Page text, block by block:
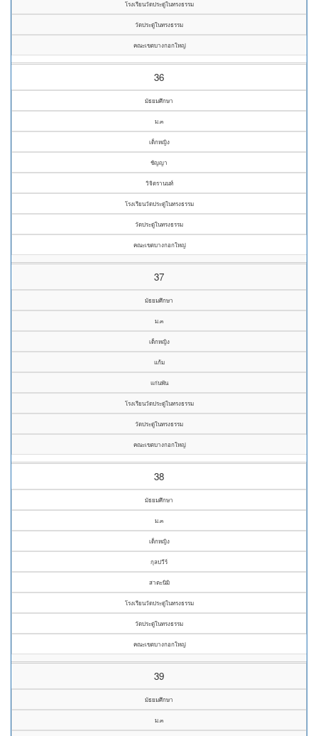
โรงเรียนวัดประดู่ในทรงธรรม
วัดประดู่ในทรงธรรม
คณะเขตบางกอกใหญ่
36
มัธยมศึกษา
ม.๓
เด็กหญิง
ชัญญา
วิจิตรานนท์
โรงเรียนวัดประดู่ในทรงธรรม
วัดประดู่ในทรงธรรม
คณะเขตบางกอกใหญ่
37
มัธยมศึกษา
ม.๓
เด็กหญิง
แก้ม
แก่นพัน
โรงเรียนวัดประดู่ในทรงธรรม
วัดประดู่ในทรงธรรม
คณะเขตบางกอกใหญ่
38
มัธยมศึกษา
ม.๓
เด็กหญิง
กุลปวีร์
สาตะนิมิ
โรงเรียนวัดประดู่ในทรงธรรม
วัดประดู่ในทรงธรรม
คณะเขตบางกอกใหญ่
39
มัธยมศึกษา
ม.๓